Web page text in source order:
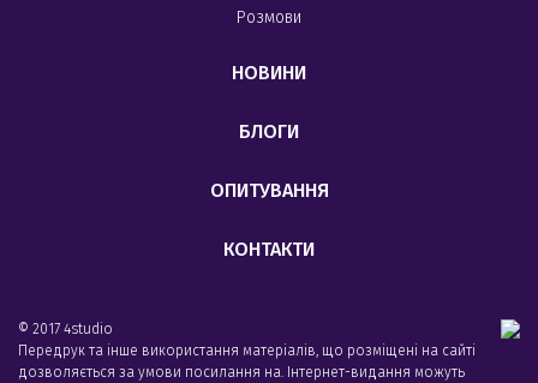
Розмови
НОВИНИ
БЛОГИ
ОПИТУВАННЯ
КОНТАКТИ
© 2017 4studio
Передрук та інше використання матеріалів, що розміщені на сайті
дозволяється за умови посилання на. Інтернет-видання можуть